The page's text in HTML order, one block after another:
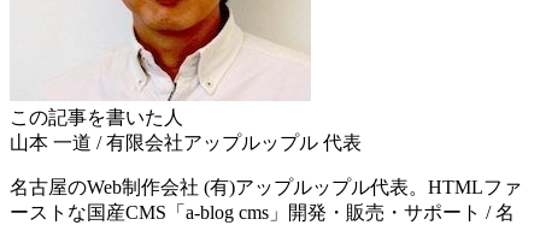
この記事を書いた人
山本 一道 / 有限会社アップルップル 代表
名古屋のWeb制作会社 (有)アップルップル代表。HTMLファ
ーストな国産CMS「a-blog cms」開発・販売・サポート / 名